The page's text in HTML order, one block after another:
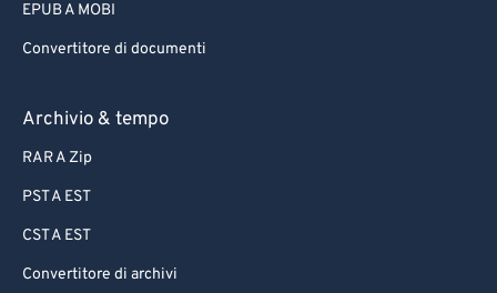
EPUB A MOBI
Convertitore di documenti
Archivio & tempo
RAR A Zip
PST A EST
CST A EST
Convertitore di archivi